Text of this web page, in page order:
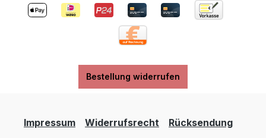
Bestellung widerrufen
Impressum Widerrufsrecht
Rücksendung